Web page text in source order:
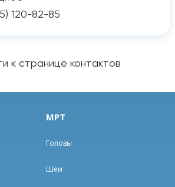
120-82-85
к странице контактов
МРТ
Головы
Шеи